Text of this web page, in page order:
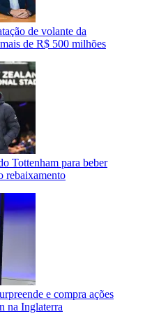
de volante da
de R$ 500 milhões
Tottenham para beber
rebaixamento
e compra ações
na Inglaterra